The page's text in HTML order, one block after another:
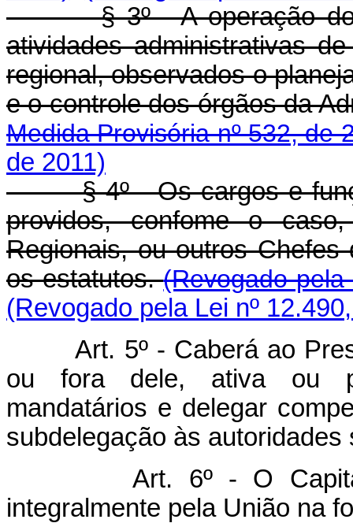
§ 3º - A operação do
atividades administrativas
regional, observados o
e o controle dos órgãos da
Medida Provisória nº 532, de
de 2011)
§ 4º - Os cargos e
providos, confome o
Regionais, ou outros Chefes
os estatutos.(Revogado
(Revogado pela Lei nº
Art. 5º - Caberá ao
ou fora dele, ativa ou
mandatários e delegar
subdelegação às autoridades
Art. 6º - O Capital
integralmente pela União na